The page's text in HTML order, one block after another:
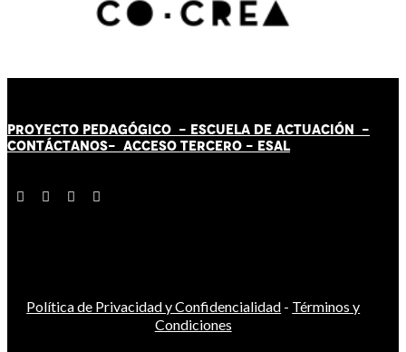
PROYECTO PEDAGÓGICO - ESCUELA DE ACTUACIÓN -
CONTÁCTANOS- ACCESO TERCERO - ESAL
Política de Privacidad y Confidencialidad - Términos y
Condiciones